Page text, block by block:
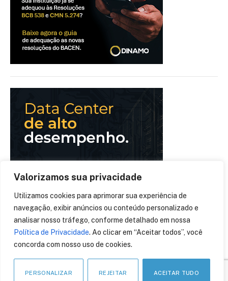
Valorizamos sua privacidade
Utilizamos cookies para aprimorar sua experiência de
navegação, exibir anúncios ou conteúdo personalizado e
analisar nosso tráfego, conforme detalhado em nossa
Política de Privacidade. Ao clicar em “Aceitar todos”, você
concorda com nosso uso de cookies.
PERSONALIZAR REJEITAR ACEITAR TUDO